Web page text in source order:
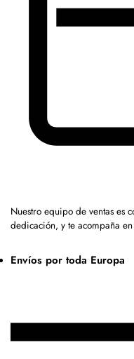
Nuestro equipo de ventas es
dedicación, y te acompaña
Envíos por toda Europa